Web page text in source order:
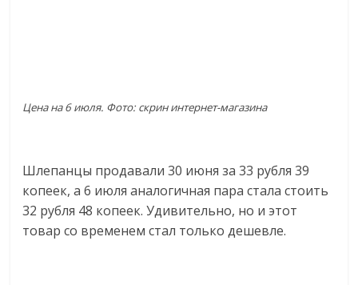
Цена на 6 июля. Фото: скрин интернет-магазина
Шлепанцы продавали 30 июня за 33 рубля 39
копеек, а 6 июля аналогичная пара стала стоить
32 рубля 48 копеек. Удивительно, но и этот
товар со временем стал только дешевле.